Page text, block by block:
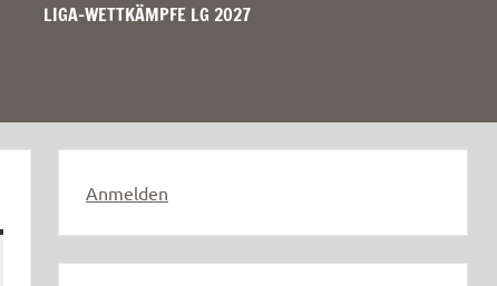
LIGA-WETTKÄMPFE LG 2027
Anmelden